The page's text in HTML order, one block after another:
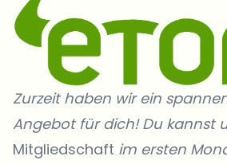
Zurzeit haben wir ein
Angebot für dich! Du kannst
Mitgliedschaft im ersten